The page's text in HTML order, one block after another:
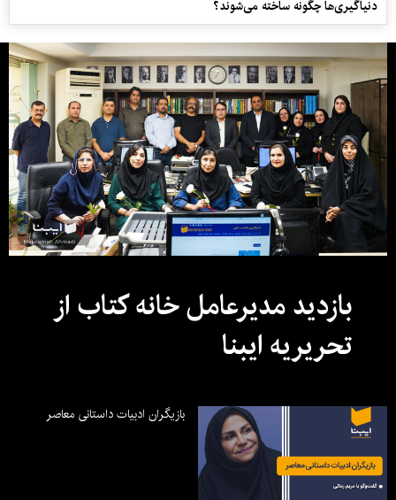
دنیاگیری‌ها چگونه ساخته می‌شوند؟
بازدید مدیرعامل خانه کتاب از
تحریریه ایبنا
بازیگران ادبیات داستانی معاصر